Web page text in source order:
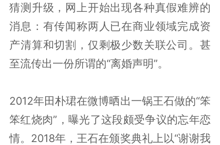
猜测升级，网上开始出现各种真假难辨的
消息：有传闻称两人已在商业领域完成资
产清算和切割，仅剩极少数关联公司。甚
至流传出一份所谓的“离婚声明”。
2012年田朴珺在微博晒出一锅王石做的“笨
笨红烧肉”，曝光了这段颇受争议的忘年恋
情。2018年，王石在颁奖典礼上以“谢谢我